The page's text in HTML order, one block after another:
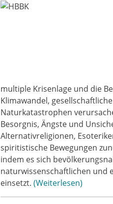
multiple Krisenlage und die
Klimawandel,
Naturkatastrophen
Besorgnis, Ängste und
Alternativreligionen,
spiritistische Bewegungen
indem es sich
naturwissenschaftlichen und
einsetzt. Weiterlesen